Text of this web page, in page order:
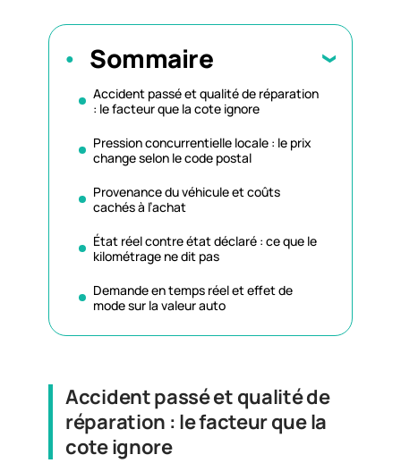
Sommaire
Accident passé et qualité de réparation
: le facteur que la cote ignore
Pression concurrentielle locale : le prix
change selon le code postal
Provenance du véhicule et coûts
cachés à l’achat
État réel contre état déclaré : ce que le
kilométrage ne dit pas
Demande en temps réel et effet de
mode sur la valeur auto
Accident passé et qualité de
réparation : le facteur que la
cote ignore